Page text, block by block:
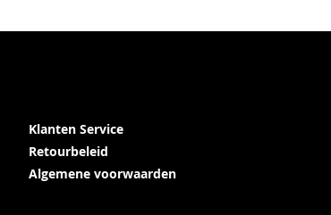
Klanten Service
Retourbeleid
Algemene voorwaarden